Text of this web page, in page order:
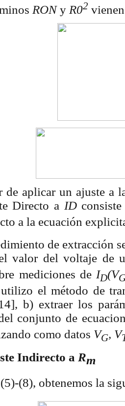
RONy R02
de aplicar un ajuste a
Directo a ID
a la ecuación
de extracción
valor del voltaje de
mediciones de ID(V
el método de
b) extraer los
conjunto de
como datos VG, V
Indirecto a Rm
(8), obtenemos la